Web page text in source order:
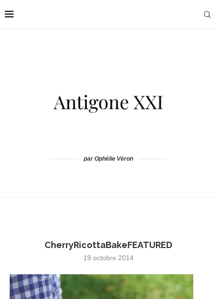
par Ophélie Véron
CherryRicottaBakeFEATURED
19 octobre 2014